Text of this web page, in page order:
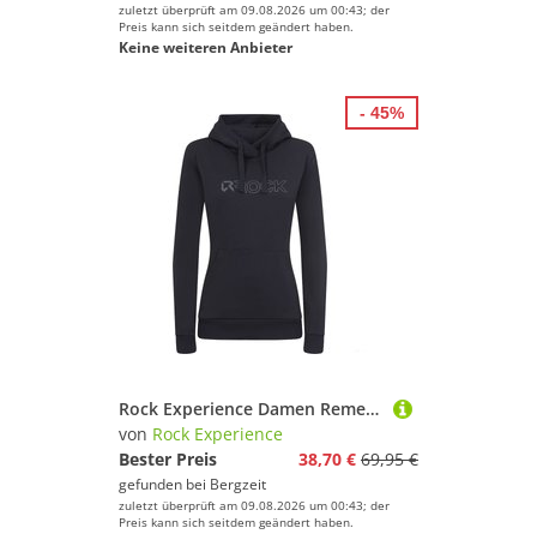
zuletzt überprüft am 09.08.2026 um 00:43; der
Preis kann sich seitdem geändert haben.
Keine weiteren Anbieter
Rock Experience Damen Remenno Hoodie
von Rock Experience
Bester Preis
38,70 € 69,95 €
gefunden bei Bergzeit
zuletzt überprüft am 09.08.2026 um 00:43; der
Preis kann sich seitdem geändert haben.
- 45%